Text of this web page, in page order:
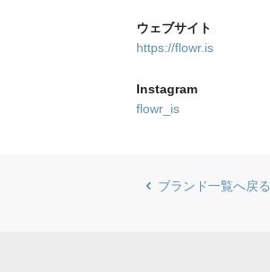
ウェブサイト
https://flowr.is
Instagram
flowr_is
ブランド一覧へ戻る